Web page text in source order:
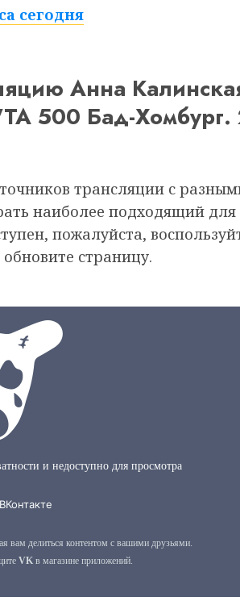
сегодня
Анна
500 Бад-Хомбург.
трансляции с
наиболее подходящий для
пожалуйста,
страницу.